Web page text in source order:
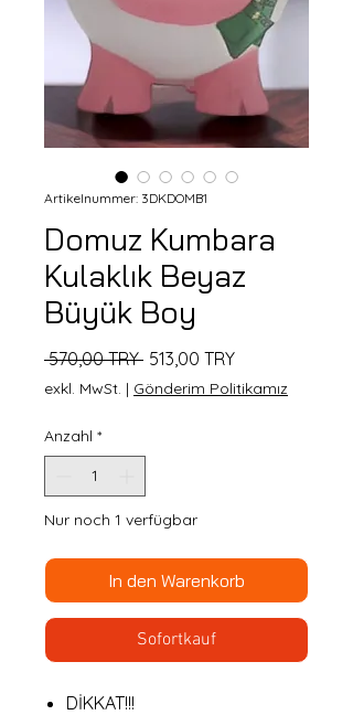
Artikelnummer: 3DKDOMB1
Domuz Kumbara
Kulaklık Beyaz
Büyük Boy
570,00 TRY Standardpreis
513,00 TRYSale-
Preis
exkl. MwSt. | Gönderim Politikamız
Anzahl *
Nur noch 1 verfügbar
In den Warenkorb
Sofortkauf
DİKKAT!!!